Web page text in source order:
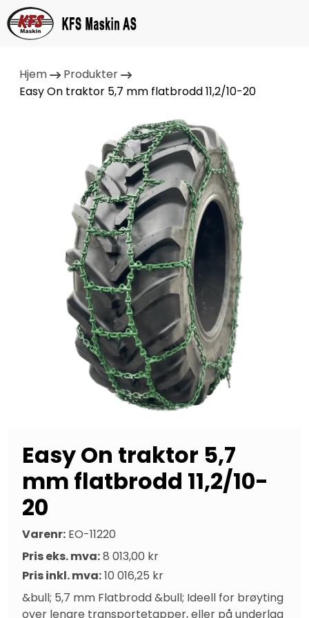
Hjem
Produkter
Easy On traktor 5,7 mm flatbrodd 11,2/10-20
Easy On traktor 5,7
mm flatbrodd 11,2/10-
20
Varenr: EO-11220
Pris eks. mva:8 013,00 kr
Pris inkl. mva:10 016,25 kr
&bull; 5,7 mm Flatbrodd &bull; Ideell for brøyting
over lengre transportetapper, eller på underlag